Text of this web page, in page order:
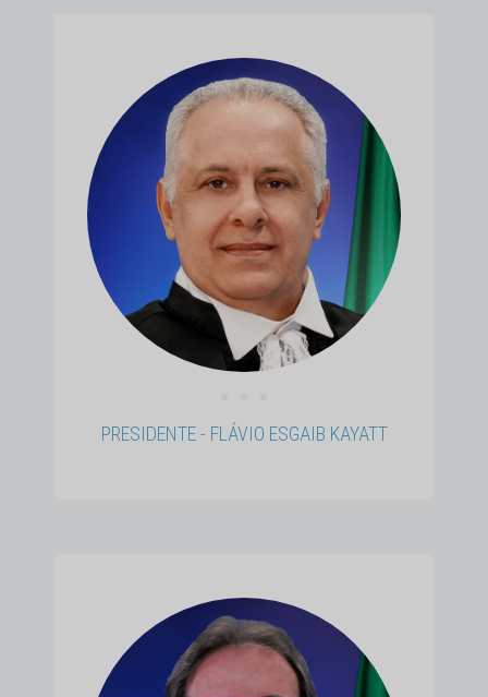
PRESIDENTE - FLÁVIO ESGAIB KAYATT